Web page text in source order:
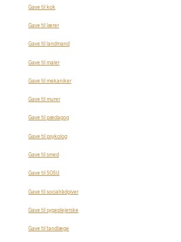
Gave til kok
Gave til lærer
Gave til landmand
Gave til maler
Gave til mekaniker
Gave til murer
Gave til pædagog
Gave til psykolog
Gave til smed
Gave til SOSU
Gave til socialrådgiver
Gave til sygeplejerske
Gave til tandlæge